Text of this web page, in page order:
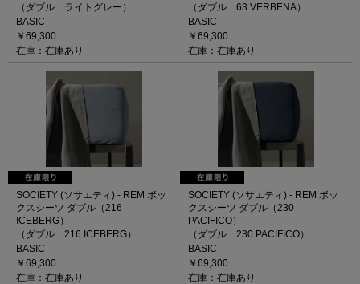
（ダブル ライトグレー）
BASIC
￥69,300
在庫：在庫あり
（ダブル 63 VERBENA）
BASIC
￥69,300
在庫：在庫あり
SOCIETY (ソサエティ) - REM ボッ
クスシーツ ダブル（216
ICEBERG）
（ダブル 216 ICEBERG）
BASIC
￥69,300
在庫：在庫あり
SOCIETY (ソサエティ) - REM ボッ
クスシーツ ダブル（230
PACIFICO）
（ダブル 230 PACIFICO）
BASIC
￥69,300
在庫：在庫あり